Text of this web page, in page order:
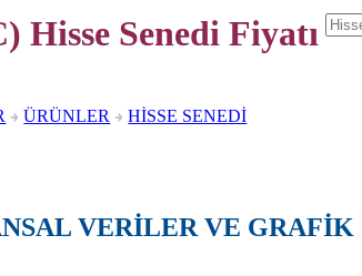
Hisse SenediFiyatı
ÜRÜNLER
HİSSE SENEDİ
VERİLER VE GRAFİK